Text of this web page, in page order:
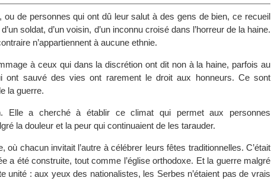
ou de personnes qui ont dû leur salut à des gens de bien, ce recueil
soldat, d’un voisin, d’un inconnu croisé dans l’horreur de la haine.
n’appartiennent à aucune ethnie.
à ceux qui dans la discrétion ont dit non à la haine, parfois au
ont sauvé des vies ont rarement le droit aux honneurs. Ce sont
la guerre.
Elle a cherché à établir ce climat qui permet aux personnes
la douleur et la peur qui continuaient de les tarauder.
où chacun invitait l’autre à célébrer leurs fêtes traditionnelles. C’était
a été construite, tout comme l’église orthodoxe. Et la guerre malgré
unité : aux yeux des nationalistes, les Serbes n’étaient pas de vrais